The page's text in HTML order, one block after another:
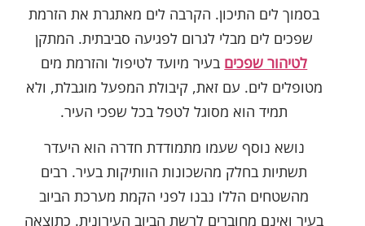
בסמוך לים התיכון. הקרבה לים מאתגרת את הזרמת
שפכים לים מבלי לגרום לפגיעה סביבתית. המתקן
לטיהור שפכים בעיר מיועד לטיפול והזרמת מים
מטופלים לים. עם זאת, קיבולת המפעל מוגבלת, ולא
תמיד הוא מסוגל לטפל בכל שפכי העיר.
נושא נוסף שעמו מתמודדת חדרה הוא היעדר
תשתיות בחלק מהשכונות הוותיקות בעיר. רבים
מהשטחים הללו נבנו לפני הקמת מערכת הביוב
בעיר ואינם מחוברים לרשת הביוב העירונית. כתוצאה